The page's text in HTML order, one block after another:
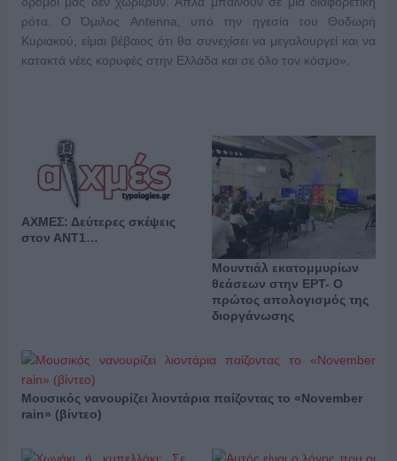
ρότα. Ο Όμιλος Antenna, υπό την ηγεσία του Θοδωρή
Κυριακού, είμαι βέβαιος ότι θα συνεχίσει να μεγαλουργεί και να
κατακτά νέες κορυφές στην Ελλάδα και σε όλο τον κόσμο».
ΑΧΜΕΣ: Δεύτερες σκέψεις
στον ΑΝΤ1…
Μουντιάλ εκατομμυρίων
θεάσεων στην ΕΡΤ- Ο
πρώτος απολογισμός της
διοργάνωσης
Μουσικός νανουρίζει λιοντάρια παίζοντας το «November
rain» (βίντεο)